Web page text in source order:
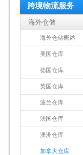
跨境物流服务
海外仓储
海外仓储概述
美国仓库
德国仓库
英国仓库
波兰仓库
法国仓库
澳洲仓库
加拿大仓库